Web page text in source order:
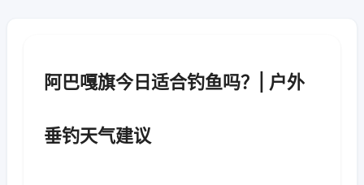
阿巴嘎旗今日适合钓鱼吗？| 户外
垂钓天气建议